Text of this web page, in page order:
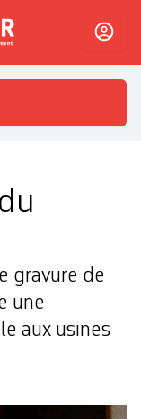
autrement
gravure de
une
aux usines